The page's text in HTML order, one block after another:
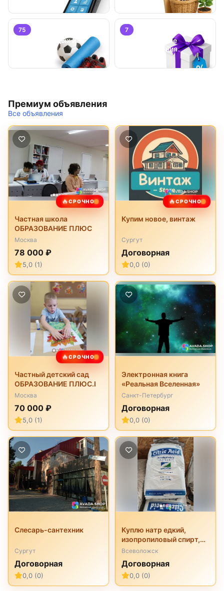
75
Хобби, отдых и
7
Специальные
предложения
Премиум объявления
Все объявления
🔥СРОЧНО
Частная школа
ОБРАЗОВАНИЕ ПЛЮС
Москва
78 000 ₽
5,0 (1)
🔥СРОЧНО
Купим новое, винтаж
Сургут
Договорная
0,0 (0)
🔥СРОЧНО
Частный детский сад
ОБРАЗОВАНИЕ ПЛЮС.I
Москва
70 000 ₽
5,0 (1)
Электронная книга
«Реальная Вселенная»
Санкт-Петербург
Договорная
0,0 (0)
Слесарь-сантехник
Сургут
Договорная
0,0 (0)
Куплю натр едкий,
изопропиловый спирт,
перкарбонат натрия,
другую химию
неликвиды
Всеволожск
Договорная
0,0 (0)